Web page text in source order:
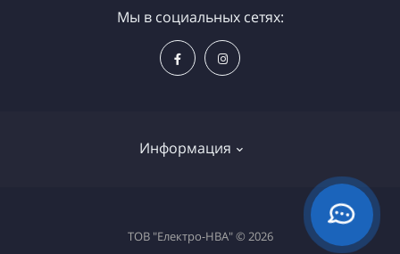
Информация
Доставка и оплата
Мы в социальных сетях:
ТОВ "Електро-НВА" © 2026